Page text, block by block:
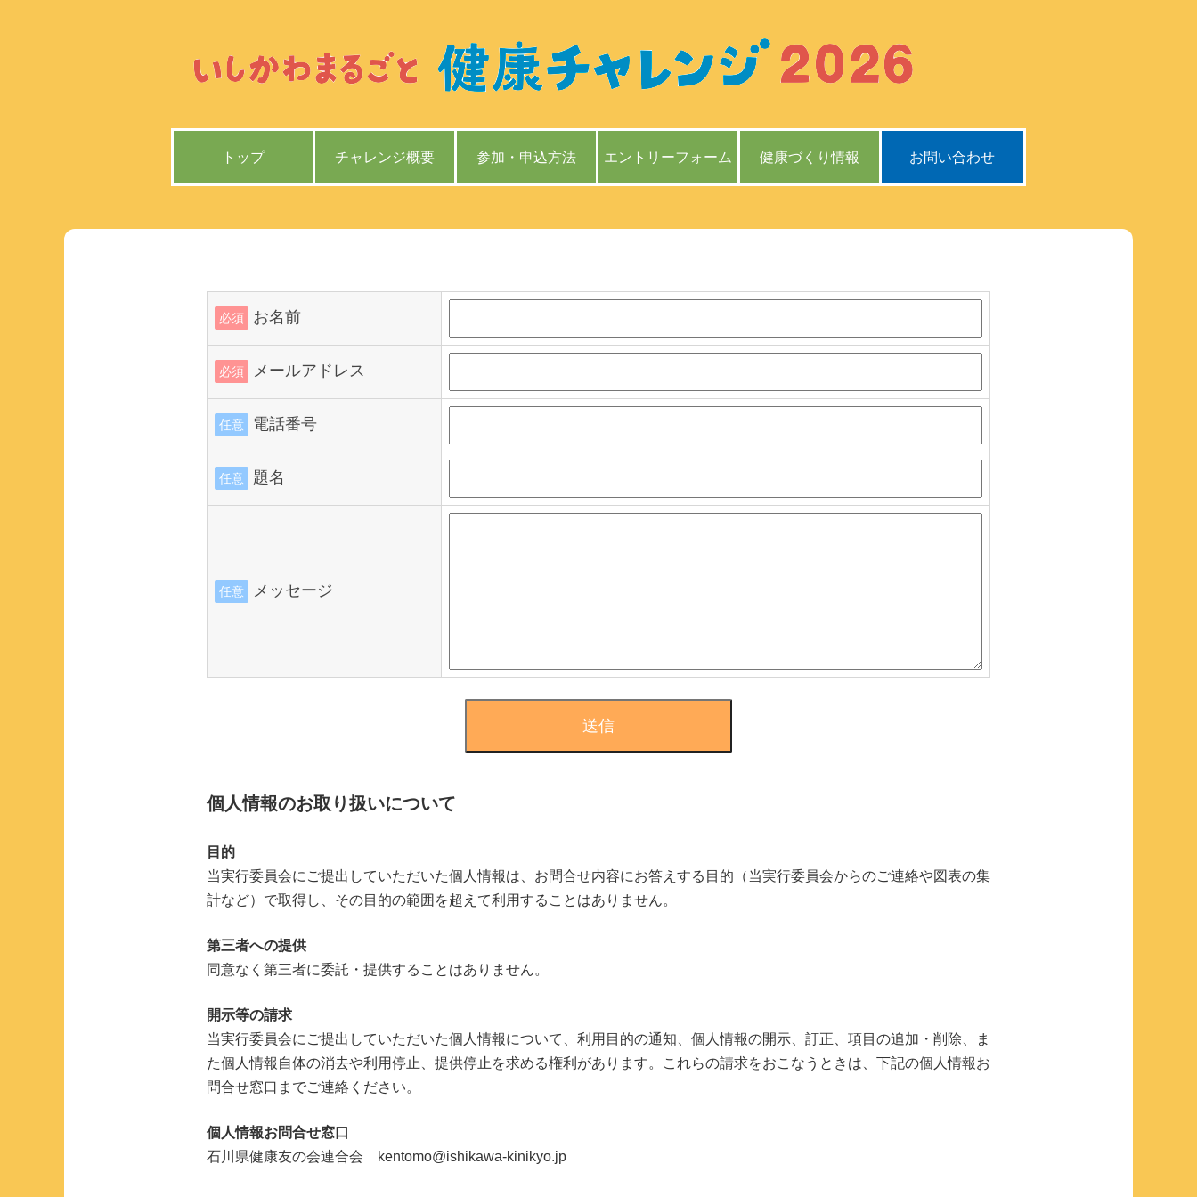
トップ チャレンジ概要 参加・申込方法 エントリーフォーム 健康づくり情報 お問い合わせ
必須 お名前
必須 メールアドレス
任意 電話番号
任意 題名
任意 メッセージ
個人情報のお取り扱いについて
目的
当実行委員会にご提出していただいた個人情報は、お問合せ内容にお答えする目的（当実行委員会からのご連絡や図表の集
計など）で取得し、その目的の範囲を超えて利用することはありません。
第三者への提供
同意なく第三者に委託・提供することはありません。
開示等の請求
当実行委員会にご提出していただいた個人情報について、利用目的の通知、個人情報の開示、訂正、項目の追加・削除、ま
た個人情報自体の消去や利用停止、提供停止を求める権利があります。これらの請求をおこなうときは、下記の個人情報お
問合せ窓口までご連絡ください。
個人情報お問合せ窓口
石川県健康友の会連合会 kentomo@ishikawa-kinikyo.jp